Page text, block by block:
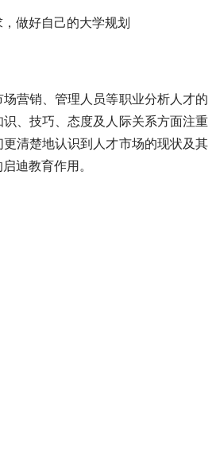
做好自己的大学规划
营销、管理人员等职业分析人才的
、技巧、态度及人际关系方面注重
清楚地认识到人才市场的现状及其
迪教育作用。